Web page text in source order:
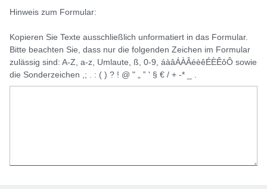
Hinweis zum Formular:
Kopieren Sie Texte ausschließlich unformatiert in das Formular.
Bitte beachten Sie, dass nur die folgenden Zeichen im Formular
zulässig sind: A-Z, a-z, Umlaute, ß, 0-9, áàâÁÀÂéèêÉÈÊôÔ sowie
die Sonderzeichen ,; . : ( ) ? ! @ " „ ‟ ' § € / + -* _ .